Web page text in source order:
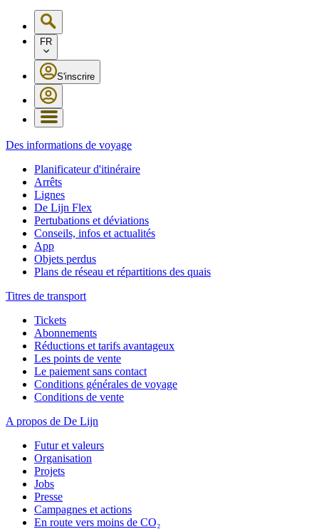
FR
S'inscrire
Des informations de voyage
Planificateur d'itinéraire
Arrêts
Lignes
De Lijn Flex
Pertubations et déviations
Conseils, infos et actualités
App
Objets perdus
Plans de réseau et répartitions des quais
Titres de transport
Tickets
Abonnements
Réductions et tarifs avantageux
Les points de vente
Le paiement sans contact
Conditions générales de voyage
Conditions de vente
A propos de De Lijn
Futur et valeurs
Organisation
Projets
Jobs
Presse
Campagnes et actions
En route vers moins de CO₂